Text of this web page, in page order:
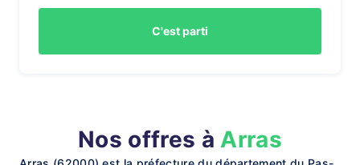
C'est parti
Nos offres àArras